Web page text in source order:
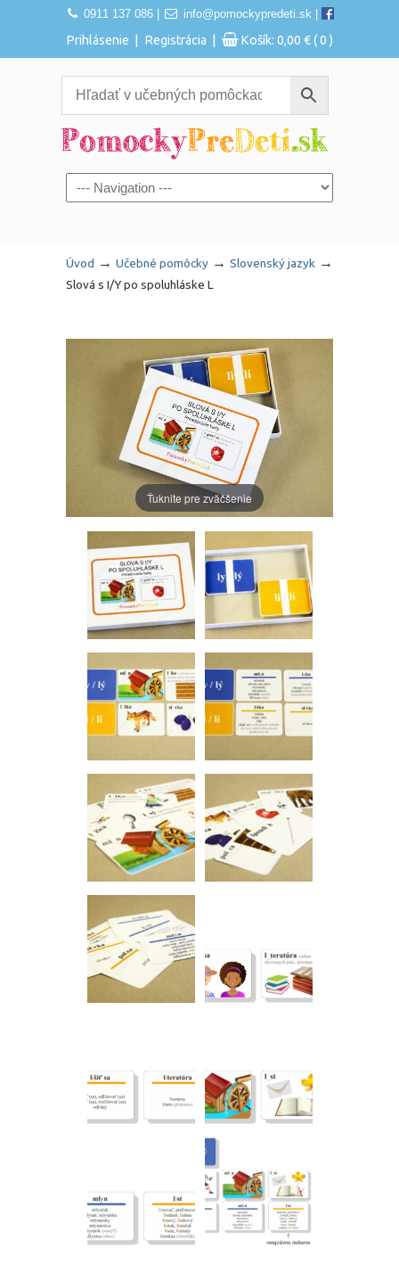
0911 137 086| info@pomockypredeti.sk
Prihlásenie | Registrácia | Košík: 0,00 €( 0 )
Navigation
Úvod → Učebné pomôcky → Slovenský jazyk →
Slová s I/Y po spoluhláske L
Ťuknite pre zväčšenie